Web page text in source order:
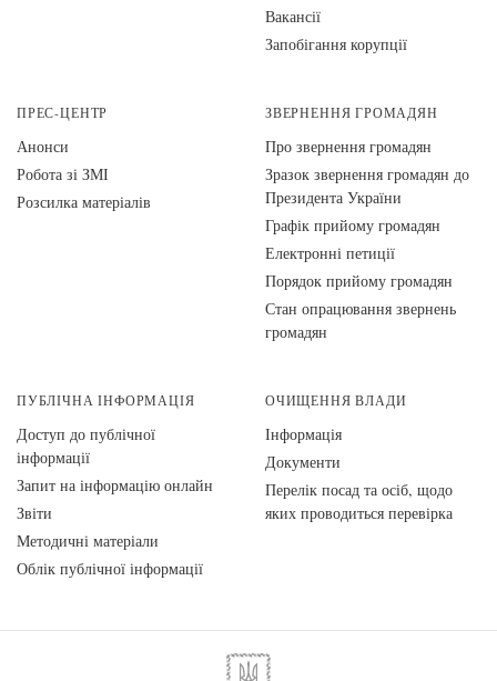
Вакансії
Запобігання корупції
ПРЕС-ЦЕНТР
Анонси
Робота зі ЗМІ
Розсилка матеріалів
ЗВЕРНЕННЯ ГРОМАДЯН
Про звернення громадян
Зразок звернення громадян до
Президента України
Графік прийому громадян
Електронні петиції
Порядок прийому громадян
Стан опрацювання звернень
громадян
ПУБЛІЧНА ІНФОРМАЦІЯ
Доступ до публічної
інформації
Запит на інформацію онлайн
Звіти
Методичні матеріали
Облік публічної інформації
ОЧИЩЕННЯ ВЛАДИ
Інформація
Документи
Перелік посад та осіб, щодо
яких проводиться перевірка